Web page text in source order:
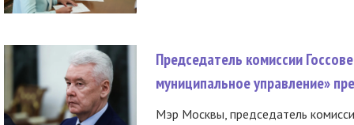
Председатель комиссии
муниципальное управление»
Мэр Москвы, председатель